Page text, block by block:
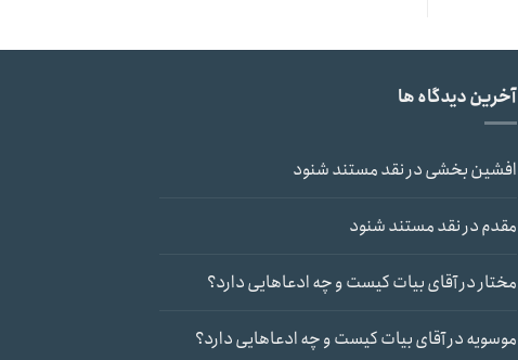
آخرین دیدگاه ها
افشین بخشیدرنقد مستند شنود
مقدمدرنقد مستند شنود
مختاردرآقای بیات کیست و چه ادعاهایی دارد؟
موسویهدرآقای بیات کیست و چه ادعاهایی دارد؟